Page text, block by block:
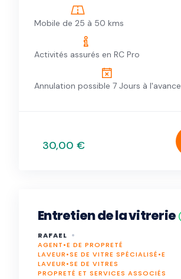
Mobile de 25 à 50 kms
Activités assurés en RC Pro
Annulation possible 7 Jours à l'avance
30,00 €
Entretien de la vitrerie
RAFAEL
AGENT•E DE PROPRETÉ
LAVEUR•SE DE VITRE SPÉCIALISÉ•E
LAVEUR•SE DE VITRES
PROPRETÉ ET SERVICES ASSOCIÉS